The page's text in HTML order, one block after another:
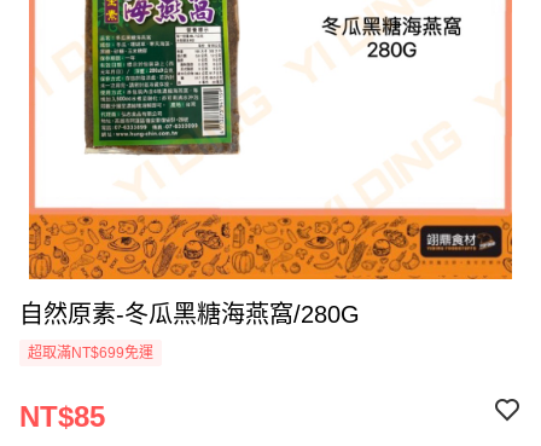
自然原素-冬瓜黑糖海燕窩/280G
超取滿NT$699免運
NT$85